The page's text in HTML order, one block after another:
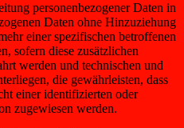
personenbezogener Daten in
Daten ohne Hinzuziehung
einer spezifischen betroffenen
sofern diese zusätzlichen
werden und technischen und
die gewährleisten, dass
einer identifizierten oder
zugewiesen werden.